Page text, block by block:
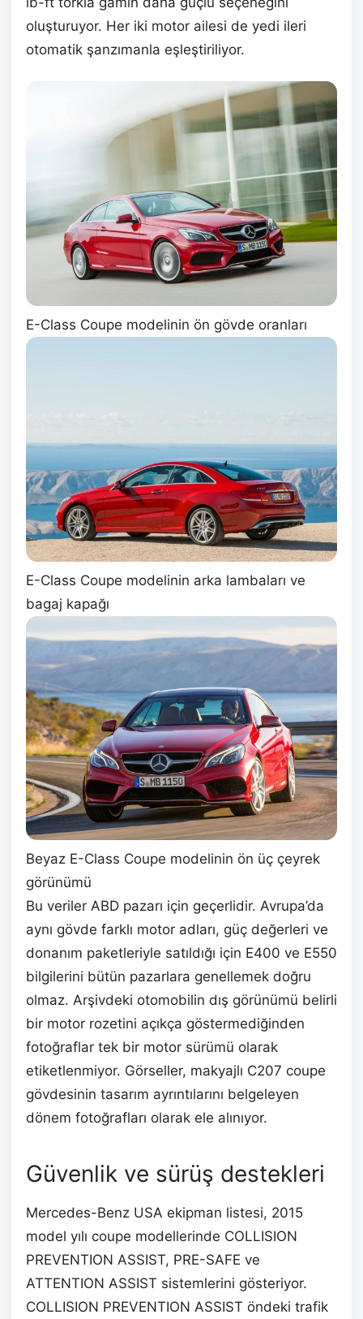
oluşturuyor. Her iki motor ailesi de yedi ileri
otomatik şanzımanla eşleştiriliyor.
E-Class Coupe modelinin ön gövde oranları
E-Class Coupe modelinin arka lambaları ve
bagaj kapağı
Beyaz E-Class Coupe modelinin ön üç çeyrek
görünümü
Bu veriler ABD pazarı için geçerlidir. Avrupa’da
aynı gövde farklı motor adları, güç değerleri ve
donanım paketleriyle satıldığı için E400 ve E550
bilgilerini bütün pazarlara genellemek doğru
olmaz. Arşivdeki otomobilin dış görünümü belirli
bir motor rozetini açıkça göstermediğinden
fotoğraflar tek bir motor sürümü olarak
etiketlenmiyor. Görseller, makyajlı C207 coupe
gövdesinin tasarım ayrıntılarını belgeleyen
dönem fotoğrafları olarak ele alınıyor.
Güvenlik ve sürüş destekleri
Mercedes-Benz USA ekipman listesi, 2015
model yılı coupe modellerinde COLLISION
PREVENTION ASSIST, PRE-SAFE ve
ATTENTION ASSIST sistemlerini gösteriyor.
COLLISION PREVENTION ASSIST öndeki trafik